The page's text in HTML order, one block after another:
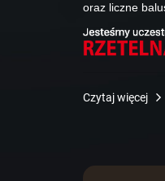
oraz liczne
Czytaj więcej